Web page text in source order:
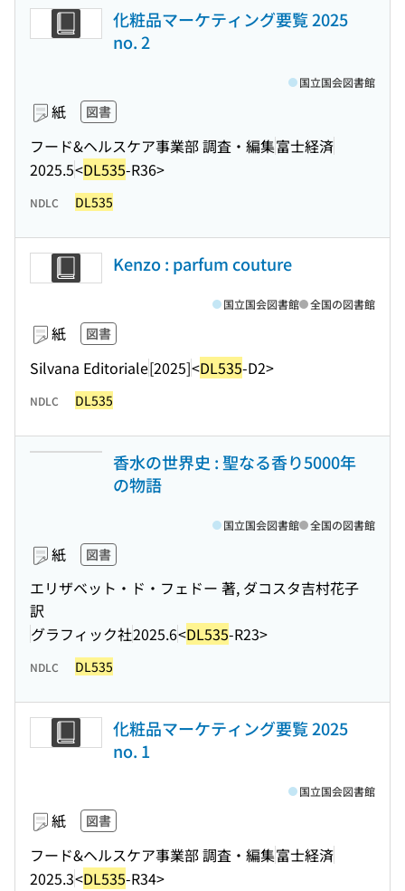
化粧品マーケティング要覧 2025
no. 2
紙 図書
フード&ヘルスケア事業部 調査・編集富士経済
2025.5<DL535-R36>
国立国会図書館
NDLC DL535
Kenzo : parfum couture
紙 図書
Silvana Editoriale[2025]<DL535-D2>
国立国会図書館 全国の図書館
NDLC DL535
香水の世界史 : 聖なる香り5000年
の物語
紙 図書
エリザベット・ド・フェドー 著, ダコスタ吉村花子
訳
グラフィック社2025.6<DL535-R23>
国立国会図書館 全国の図書館
NDLC DL535
化粧品マーケティング要覧 2025
no. 1
紙 図書
フード&ヘルスケア事業部 調査・編集富士経済
2025.3<DL535-R34>
国立国会図書館